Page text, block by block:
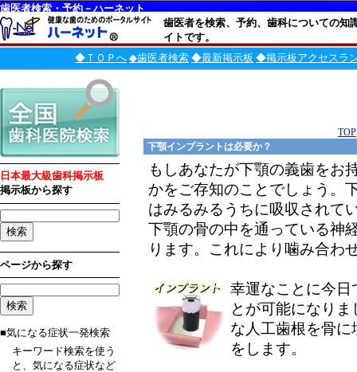
歯医者検索・予約－ハーネット
歯医者を検索、予約、歯科についての知
イトです。
◆ＴＯＰへ ◆歯医者検索 ◆最新掲示板 ◆掲示板アクセスラ
日本最大級歯科掲示板
掲示板から探す
ページから探す
■気になる症状一発検索
キーワード検索を使う
と、気になる症状など
TOP
下顎インプラントは必要か？
もしあなたが下顎の義歯をお
かをご存知のことでしょう。
はみるみるうちに吸収されて
下顎の骨の中を通っている神
ります。これにより噛み合わ
幸運なことに今日
とが可能になり
な人工歯根を骨
をします。